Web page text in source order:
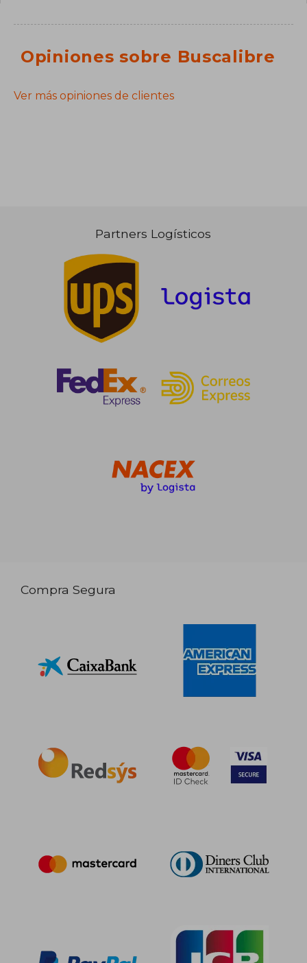
Opiniones sobre Buscalibre
Ver más opiniones de clientes
Partners Logísticos
Compra Segura